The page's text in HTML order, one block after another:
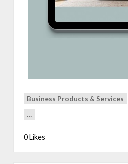
Business Products & Services
…
0 Likes